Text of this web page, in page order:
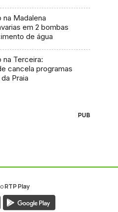
na Madalena
em 2 bombas
de água
na Terceira:
cancela programas
Praia
PUB
RTP Play